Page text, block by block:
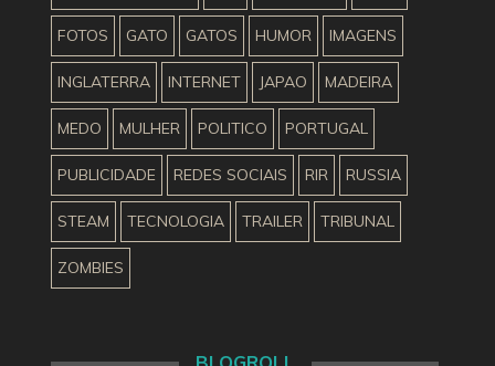
FOTOS GATO GATOS HUMOR IMAGENS
INGLATERRA INTERNET JAPAO MADEIRA
MEDO MULHER POLITICO PORTUGAL
PUBLICIDADE REDES SOCIAIS RIR RUSSIA
STEAM TECNOLOGIA TRAILER TRIBUNAL
ZOMBIES